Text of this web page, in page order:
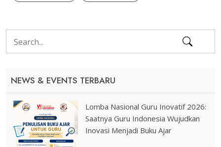
NEWS & EVENTS TERBARU
Lomba Nasional Guru Inovatif 2026:
Saatnya Guru Indonesia Wujudkan
Inovasi Menjadi Buku Ajar